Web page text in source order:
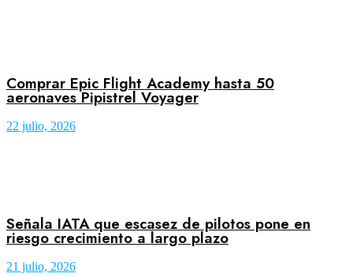
Comprar Epic Flight Academy hasta 50
aeronaves Pipistrel Voyager
22 julio, 2026
Señala IATA que escasez de pilotos pone en
riesgo crecimiento a largo plazo
21 julio, 2026